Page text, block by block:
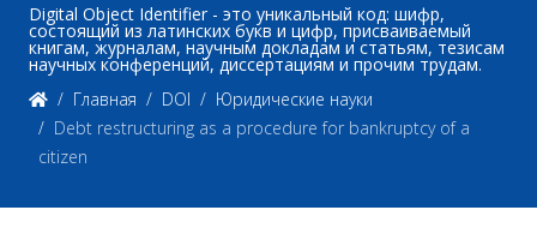
Digital Object Identifier - это уникальный код: шифр,
состоящий из латинских букв и цифр, присваиваемый
книгам, журналам, научным докладам и статьям, тезисам
научных конференций, диссертациям и прочим трудам.
Главная
DOI
Юридические науки
Debt restructuring as a procedure for bankruptcy of a
citizen